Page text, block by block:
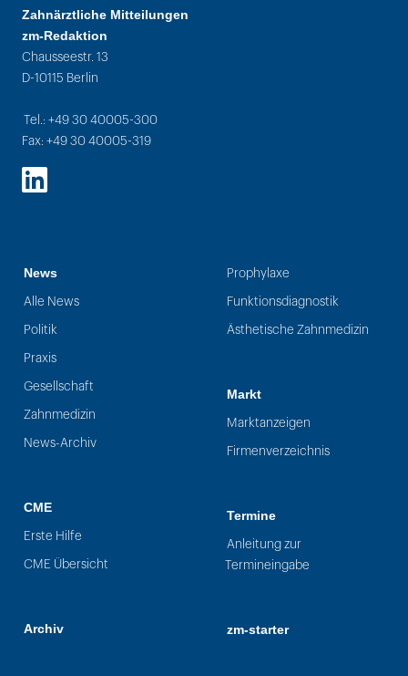
Zahnärztliche Mitteilungen
zm-Redaktion
Chausseestr. 13
D-10115 Berlin
Tel.: +49 30 40005-300
Fax: +49 30 40005-319
LinkedIn
News
Alle News
Politik
Praxis
Gesellschaft
Zahnmedizin
News-Archiv
CME
Erste Hilfe
CME Übersicht
Archiv
Prophylaxe
Funktionsdiagnostik
Ästhetische Zahnmedizin
Markt
Marktanzeigen
Firmenverzeichnis
Termine
Anleitung zur
Termineingabe
zm-starter